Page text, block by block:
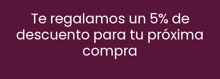
Productos relaccionados
Te regalamos un 5% de
descuento para tu próxima
compra